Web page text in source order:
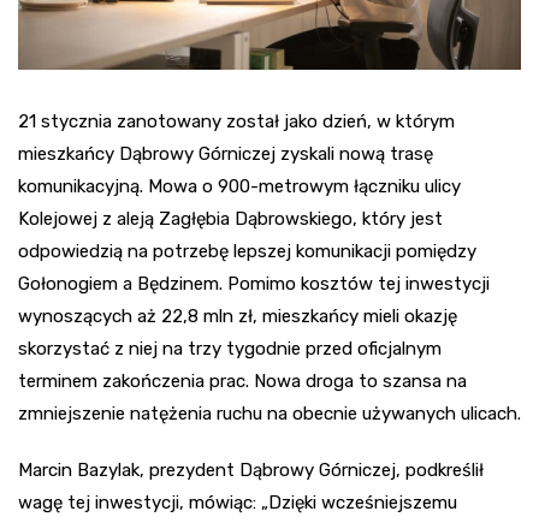
21 stycznia zanotowany został jako dzień, w którym
mieszkańcy Dąbrowy Górniczej zyskali nową trasę
komunikacyjną. Mowa o 900-metrowym łączniku ulicy
Kolejowej z aleją Zagłębia Dąbrowskiego, który jest
odpowiedzią na potrzebę lepszej komunikacji pomiędzy
Gołonogiem a Będzinem. Pomimo kosztów tej inwestycji
wynoszących aż 22,8 mln zł, mieszkańcy mieli okazję
skorzystać z niej na trzy tygodnie przed oficjalnym
terminem zakończenia prac. Nowa droga to szansa na
zmniejszenie natężenia ruchu na obecnie używanych ulicach.
Marcin Bazylak, prezydent Dąbrowy Górniczej, podkreślił
wagę tej inwestycji, mówiąc: „Dzięki wcześniejszemu